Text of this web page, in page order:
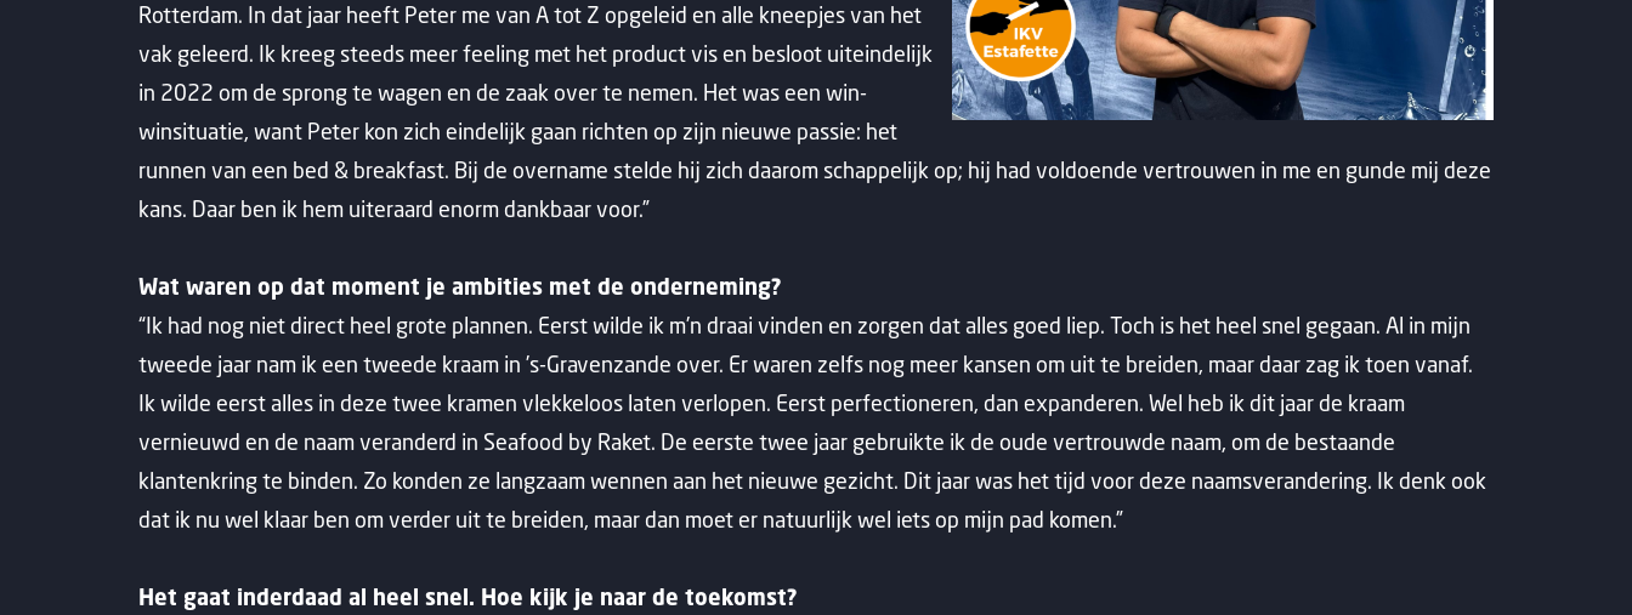
Rotterdam. In dat jaar heeft Peter me van A tot Z opgeleid en alle kneepjes van het
vak geleerd. Ik kreeg steeds meer feeling met het product vis en besloot uiteindelijk
in 2022 om de sprong te wagen en de zaak over te nemen. Het was een win-
winsituatie, want Peter kon zich eindelijk gaan richten op zijn nieuwe passie: het
runnen van een bed & breakfast. Bij de overname stelde hij zich daarom schappelijk op; hij had voldoende vertrouwen in me en gunde mij deze
kans. Daar ben ik hem uiteraard enorm dankbaar voor.”
Wat waren op dat moment je ambities met de onderneming?
“Ik had nog niet direct heel grote plannen. Eerst wilde ik m’n draai vinden en zorgen dat alles goed liep. Toch is het heel snel gegaan. Al in mijn
tweede jaar nam ik een tweede kraam in ’s-Gravenzande over. Er waren zelfs nog meer kansen om uit te breiden, maar daar zag ik toen vanaf.
Ik wilde eerst alles in deze twee kramen vlekkeloos laten verlopen. Eerst perfectioneren, dan expanderen. Wel heb ik dit jaar de kraam
vernieuwd en de naam veranderd in Seafood by Raket. De eerste twee jaar gebruikte ik de oude vertrouwde naam, om de bestaande
klantenkring te binden. Zo konden ze langzaam wennen aan het nieuwe gezicht. Dit jaar was het tijd voor deze naamsverandering. Ik denk ook
dat ik nu wel klaar ben om verder uit te breiden, maar dan moet er natuurlijk wel iets op mijn pad komen.”
Het gaat inderdaad al heel snel. Hoe kijk je naar de toekomst?